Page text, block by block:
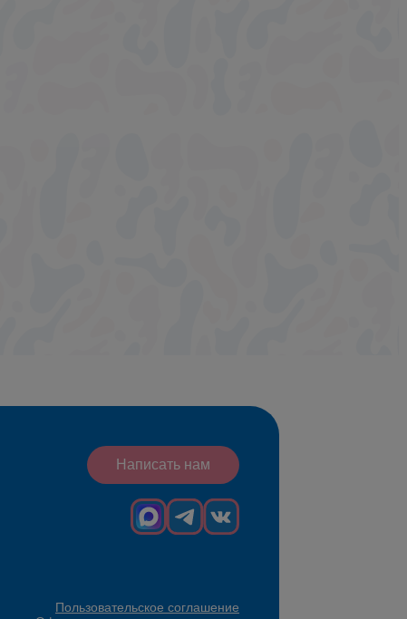
Написать нам
Пользовательское соглашение